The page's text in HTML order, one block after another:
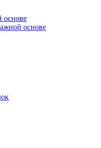
основе
основе